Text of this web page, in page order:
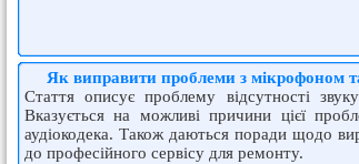
Як виправити проблеми з мікрофоном
Стаття описує проблему відсутності
Вказується на можливі причини цієї
аудіокодека. Також даються поради щодо
до професійного сервісу для ремонту.